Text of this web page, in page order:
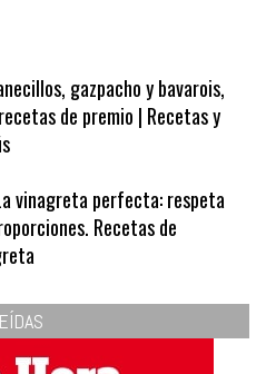
gazpacho y bavarois,
de premio | Recetas y
vinagreta perfecta: respeta
Recetas de